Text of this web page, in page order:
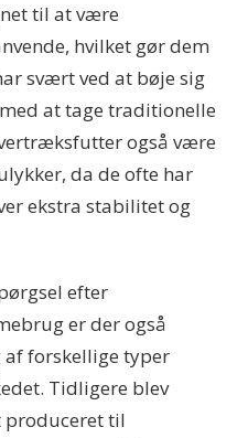
til at være
hvilket gør dem
svært ved at bøje sig
at tage traditionelle
også være
da de ofte har
ekstra stabilitet og
efter
er der også
forskellige typer
Tidligere blev
til